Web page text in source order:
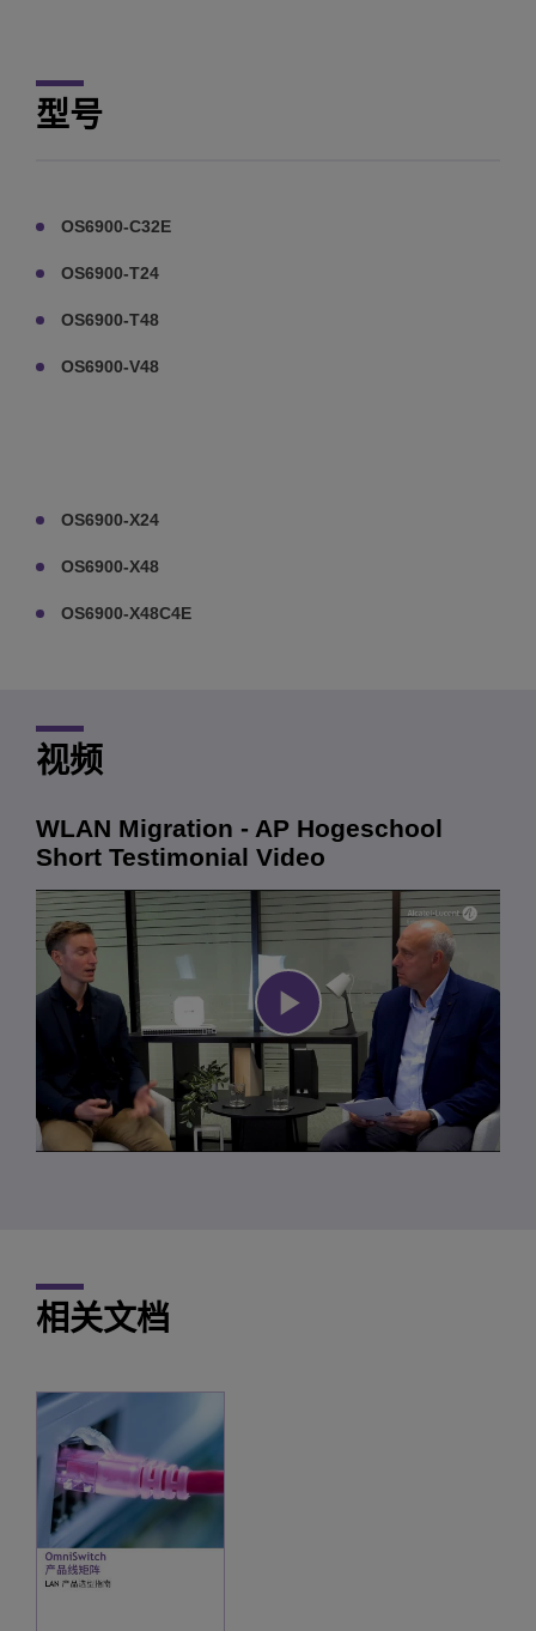
型号
OS6900-C32E
OS6900-T24
OS6900-T48
OS6900-V48
OS6900-X24
OS6900-X48
OS6900-X48C4E
视频
WLAN Migration - AP Hogeschool
Short Testimonial Video
Play
相关文档